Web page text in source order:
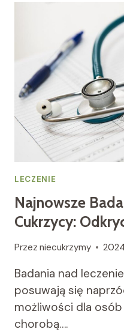
LECZENIE
Najnowsze
Cukrzycy:
Przez niecukrzymy
Badania nad
posuwają się
możliwości dla
chorobą….